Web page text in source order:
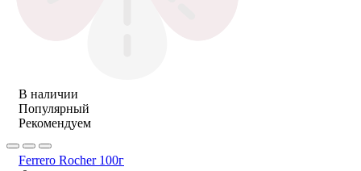
В наличии
Популярный
Рекомендуем
Ferrero Rocher 100г